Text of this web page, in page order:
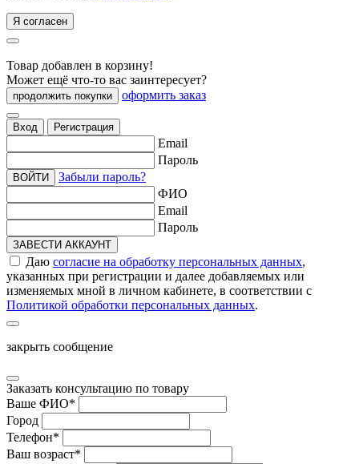
Я согласен
Товар добавлен в корзину!
Может ещё что-то вас заинтересует?
продолжить покупки оформить заказ
Вход Регистрация
Email
Пароль
ВОЙТИ
Забыли пароль?
ФИО
Email
Пароль
ЗАВЕСТИ АККАУНТ
Даю согласие на обработку персональных данных,
указанных при регистрации и далее добавляемых или
изменяемых мной в личном кабинете, в соответствии с
Политикой обработки персональных данных.
закрыть сообщение
Заказать консультацию по товару
Ваше ФИО*
Город
Телефон*
Ваш возраст*